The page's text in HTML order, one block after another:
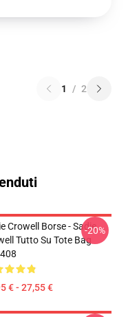
1 / 2
Crowell Borse - Sadie
Tutto Su Tote Bag
€ - 27,55 €
-20%